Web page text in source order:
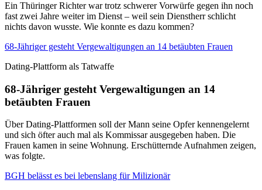
Ein Thüringer Richter war trotz schwerer Vorwürfe gegen ihn noch
fast zwei Jahre weiter im Dienst – weil sein Dienstherr schlicht
nichts davon wusste. Wie konnte es dazu kommen?
68-Jähriger gesteht Vergewaltigungen an 14 betäubten Frauen
Dating-Plattform als Tatwaffe
68-Jähriger gesteht Vergewaltigungen an 14
betäubten Frauen
Über Dating-Plattformen soll der Mann seine Opfer kennengelernt
und sich öfter auch mal als Kommissar ausgegeben haben. Die
Frauen kamen in seine Wohnung. Erschütternde Aufnahmen zeigen,
was folgte.
BGH belässt es bei lebenslang für Milizionär